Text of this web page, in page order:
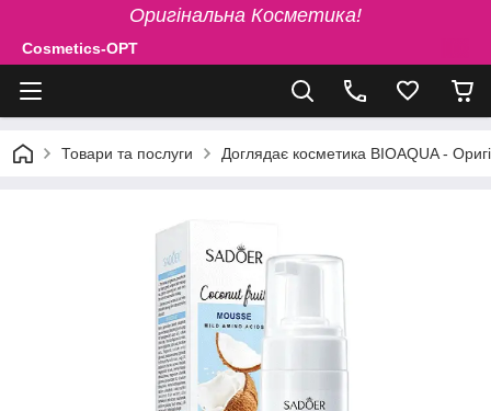
Оригінальна Косметика!
Cosmetics-OPT
Товари та послуги Доглядає косметика BIOAQUA -